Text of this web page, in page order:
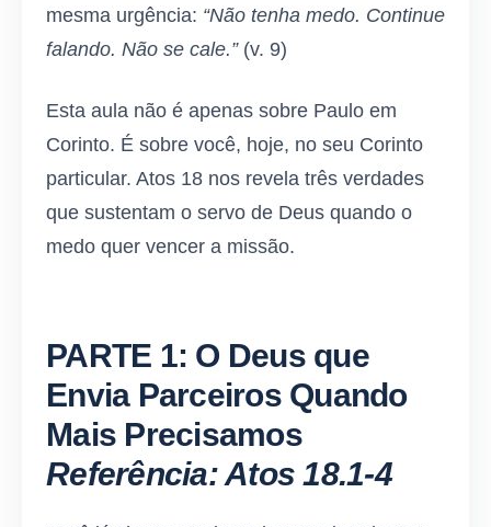
mesma urgência: “Não tenha medo. Continue
falando. Não se cale.”(v. 9)
Esta aula não é apenas sobre Paulo em
Corinto. É sobre você, hoje, no seu Corinto
particular. Atos 18 nos revela três verdades
que sustentam o servo de Deus quando o
medo quer vencer a missão.
PARTE 1: O Deus que
Envia Parceiros Quando
Mais Precisamos
Referência: Atos 18.1-4